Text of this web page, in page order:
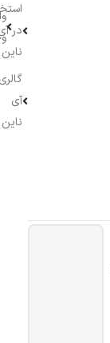
در
ناین
آی
ناین